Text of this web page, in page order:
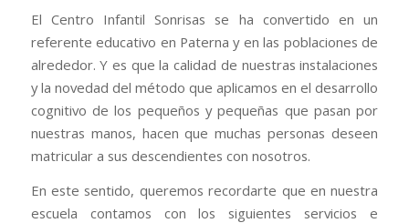
El Centro Infantil Sonrisas se ha convertido en un
referente educativo en Paterna y en las poblaciones de
alrededor. Y es que la calidad de nuestras instalaciones
y la novedad del método que aplicamos en el desarrollo
cognitivo de los pequeños y pequeñas que pasan por
nuestras manos, hacen que muchas personas deseen
matricular a sus descendientes con nosotros.
En este sentido, queremos recordarte que en nuestra
escuela contamos con los siguientes servicios e